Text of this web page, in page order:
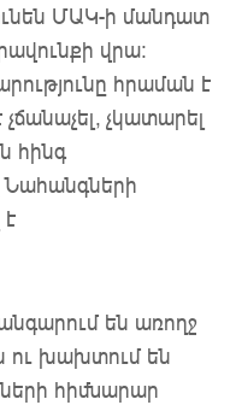
ՄԱԿ-ի մանդատ
վրա։
հրաման է
չկատարել
հինգ
Նահանգների
են առողջ
ու խախտում են
հիմնարար